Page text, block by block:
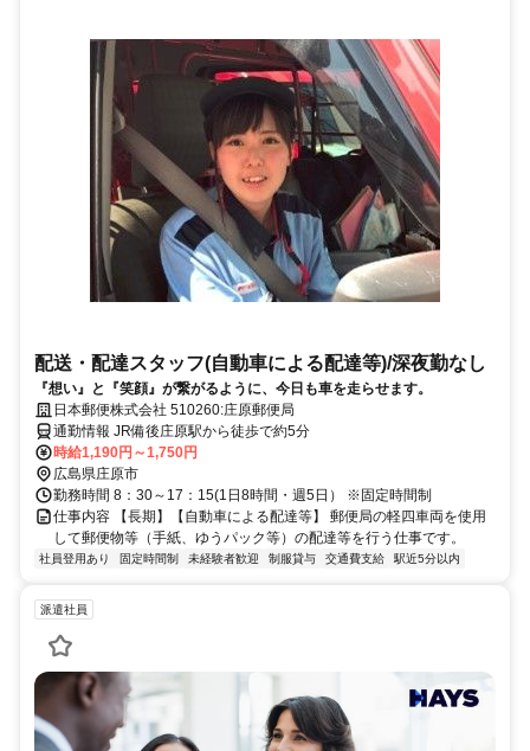
配送・配達スタッフ(自動車による配達等)/深夜勤なし
『想い』と『笑顔』が繋がるように、今日も車を走らせます。
日本郵便株式会社 510260:庄原郵便局
通勤情報 JR備後庄原駅から徒歩で約5分
時給1,190円～1,750円
広島県庄原市
勤務時間 8：30～17：15(1日8時間・週5日） ※固定時間制
仕事内容 【長期】【自動車による配達等】 郵便局の軽四車両を使用
して郵便物等（手紙、ゆうパック等）の配達等を行う仕事です。
社員登用あり 固定時間制 未経験者歓迎 制服貸与 交通費支給 駅近5分以内
派遣社員